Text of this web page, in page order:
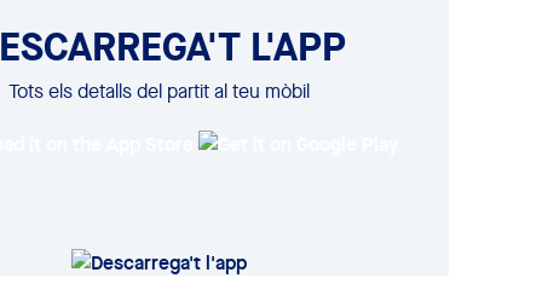
L'APP
Tots els detalls del partit al teu mòbil